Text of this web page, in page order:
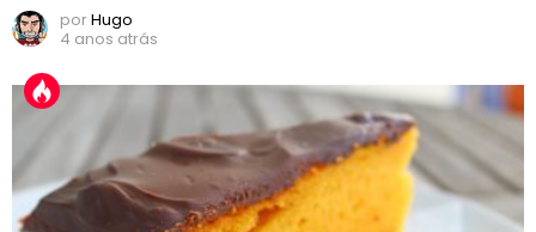
porHugo
4 anos atrás